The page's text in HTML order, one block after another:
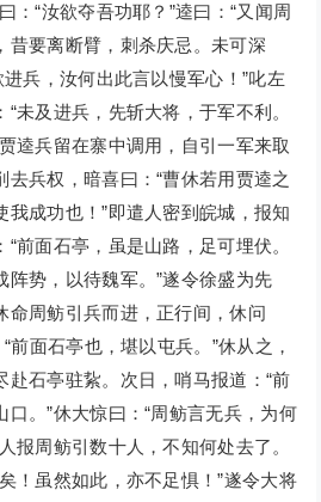
：“汝欲夺吾功耶？”逵曰：“又闻周
昔要离断臂，刺杀庆忌。未可深
兵，汝何出此言以慢军心！”叱左
未及进兵，先斩大将，于军不利。
逵兵留在寨中调用，自引一军来取
去兵权，暗喜曰：“曹休若用贾逵之
我成功也！”即遣人密到皖城，报知
前面石亭，虽是山路，足可埋伏。
阵势，以待魏军。”遂令徐盛为先
命周鲂引兵而进，正行间，休问
前面石亭也，堪以屯兵。”休从之，
赴石亭驻紥。次日，哨马报道：“前
。”休大惊曰：“周鲂言无兵，为何
报周鲂引数十人，不知何处去了。
！虽然如此，亦不足惧！”遂令大将